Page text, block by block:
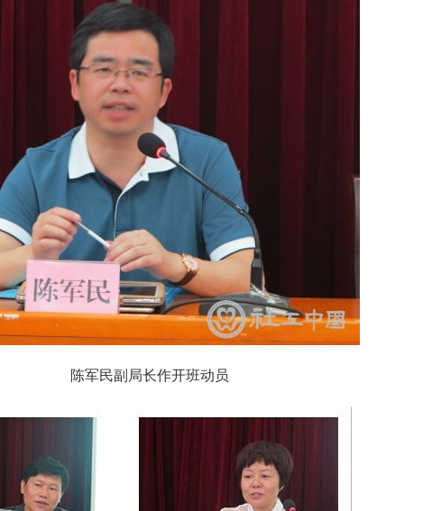
陈军民副局长作开班动员